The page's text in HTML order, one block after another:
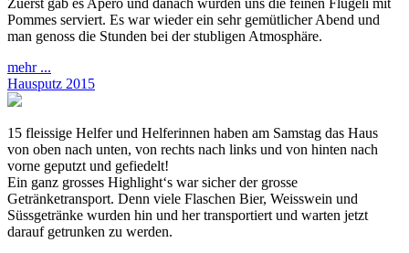
Pommes serviert. Es war wieder ein sehr gemütlicher Abend und
man genoss die Stunden bei der stubligen Atmosphäre.
mehr ...
Hausputz 2015
15 fleissige Helfer und Helferinnen haben am Samstag das Haus
von oben nach unten, von rechts nach links und von hinten nach
vorne geputzt und gefiedelt!
Ein ganz grosses Highlight‘s war sicher der grosse
Getränketransport. Denn viele Flaschen Bier, Weisswein und
Süssgetränke wurden hin und her transportiert und warten jetzt
darauf getrunken zu werden.